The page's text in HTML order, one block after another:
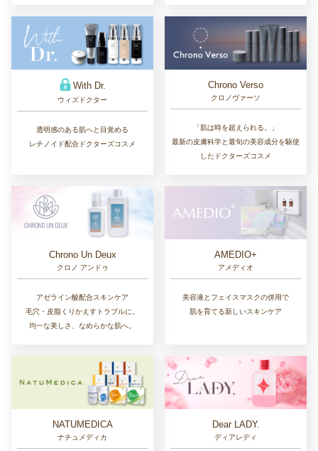
With Dr.
ウィズドクター
透明感のある肌へと目覚める
レチノイド配合ドクターズコスメ
Chrono Verso
クロノヴァーソ
「肌は時を超えられる。」
最新の皮膚科学と最旬の美容成分を駆使
したドクターズコスメ
Chrono Un Deux
クロノ アンドゥ
アゼライン酸配合スキンケア
毛穴・皮脂くりかえすトラブルに。
均一な美しさ、なめらかな肌へ。
AMEDIO+
アメディオ
美容液とフェイスマスクの併用で
肌を育てる新しいスキンケア
NATUMEDICA
ナチュメディカ
Dear LADY.
ディアレディ